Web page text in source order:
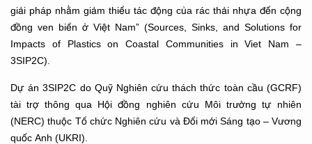
giải pháp nhằm giảm thiểu tác động của rác thải nhựa đến cộng
đồng ven biển ở Việt Nam” (Sources, Sinks, and Solutions for
Impacts of Plastics on Coastal Communities in Viet Nam –
3SIP2C).
Dự án 3SIP2C do Quỹ Nghiên cứu thách thức toàn cầu (GCRF)
tài trợ thông qua Hội đồng nghiên cứu Môi trường tự nhiên
(NERC) thuộc Tổ chức Nghiên cứu và Đổi mới Sáng tạo – Vương
quốc Anh (UKRI).